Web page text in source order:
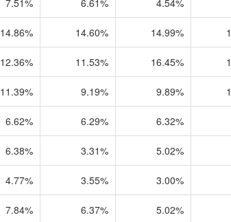
14.86% 14.60% 14.99%
12.36% 11.53% 16.45%
11.39% 9.19% 9.89%
6.62% 6.29% 6.32%
6.38% 3.31% 5.02%
4.77% 3.55% 3.00%
7.84% 6.37% 5.02%